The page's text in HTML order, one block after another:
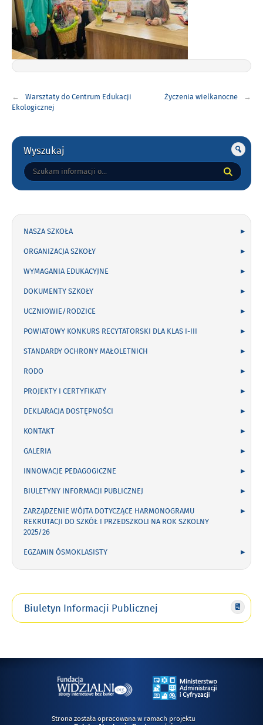
wpisu
Warsztaty do Centrum Edukacji
Ekologicznej
Życzenia wielkanocne
Gorne
Wyszukaj
Tutaj
wpisz
NASZA SZKOŁA
ORGANIZACJA SZKOŁY
WYMAGANIA EDUKACYJNE
DOKUMENTY SZKOŁY
UCZNIOWIE/RODZICE
POWIATOWY KONKURS RECYTATORSKI DLA KLAS I-III
STANDARDY OCHRONY MAŁOLETNICH
RODO
PROJEKTY I CERTYFIKATY
DEKLARACJA DOSTĘPNOŚCI
KONTAKT
GALERIA
INNOWACJE PEDAGOGICZNE
BIULETYNY INFORMACJI PUBLICZNEJ
ZARZĄDZENIE WÓJTA DOTYCZĄCE HARMONOGRAMU
REKRUTACJI DO SZKÓŁ I PRZEDSZKOLI NA ROK SZKOLNY
2025/26
EGZAMIN ÓSMOKLASISTY
Biuletyn Informacji Publicznej
Strona została opracowana w ramach projektu